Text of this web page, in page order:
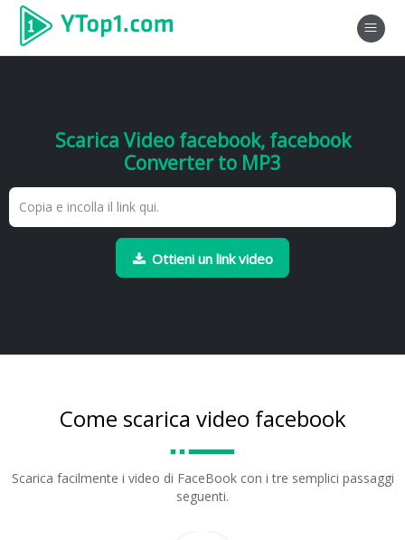
Scarica Video facebook, facebook
Converter to MP3
Ottieni un link video
Come scarica video facebook
Scarica facilmente i video di FaceBook con i tre semplici passaggi
seguenti.